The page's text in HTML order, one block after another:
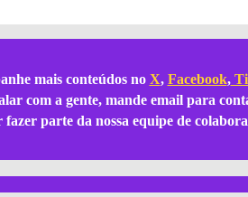
mais conteúdos no X, Facebook,
com a gente, mande email para
fazer parte da nossa equipe de